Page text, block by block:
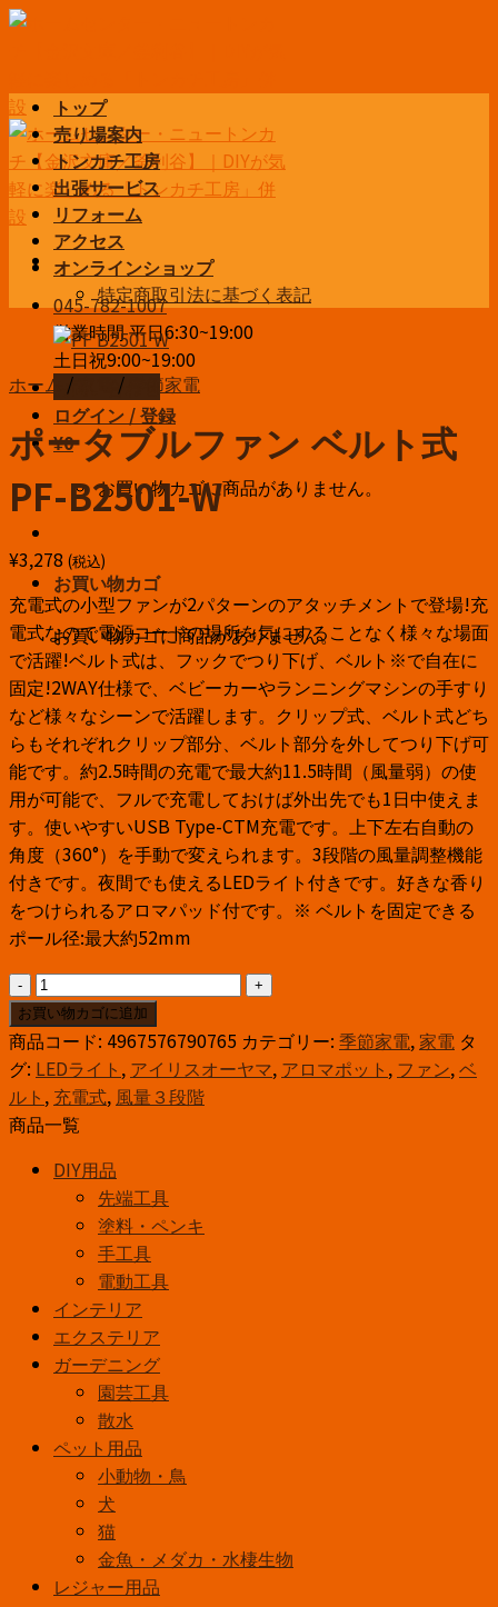
Skip
045-782-1007
営業時間 平日6:30~19:00
土日祝9:00~19:00
お問い合わせ
ログイン / 登録
¥0
お買い物カゴに商品がありません。
お買い物カゴ
お買い物カゴに商品がありません。
トップ
売り場案内
トンカチ工房
出張サービス
リフォーム
アクセス
オンラインショップ
特定商取引法に基づく表記
ホーム / / 季節家電
ポータブルファン ベルト式
PF-B2501-W
¥3,278 (税込)
充電式の小型ファンが2パターンのアタッチメントで登場!充
電式なので電源コードの場所を気にすることなく様々な場面
で活躍!ベルト式は、フックでつり下げ、ベルト※で自在に
固定!2WAY仕様で、ベビーカーやランニングマシンの手すり
など様々なシーンで活躍します。クリップ式、ベルト式どち
らもそれぞれクリップ部分、ベルト部分を外してつり下げ可
能です。約2.5時間の充電で最大約11.5時間（風量弱）の使
用が可能で、フルで充電しておけば外出先でも1日中使えま
す。使いやすいUSB Type-CTM充電です。上下左右自動の
角度（360°）を手動で変えられます。3段階の風量調整機能
付きです。夜間でも使えるLEDライト付きです。好きな香り
をつけられるアロマパッド付です。※ ベルトを固定できる
ポール径:最大約52mm
ポ
ー
タ
ブ
ル
フ
ン
PF-
B2501-
W
お買い物カゴに追加
商品コード: 4967576790765 カテゴリー: 季節家電, 家電 タ
グ: LEDライト , アイリスオーヤマ, アロマポット , ファン,ベ
ルト , 充電式, 風量３段階
商品一覧
DIY用品
先端工具
塗料・ペンキ
手工具
電動工具
インテリア
エクステリア
ガーデニング
園芸工具
散水
ペット用品
小動物・鳥
犬
猫
金魚・メダカ・水棲生物
レジャー用品